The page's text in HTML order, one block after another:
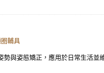
輔具
與姿態矯正，應用於日常生活